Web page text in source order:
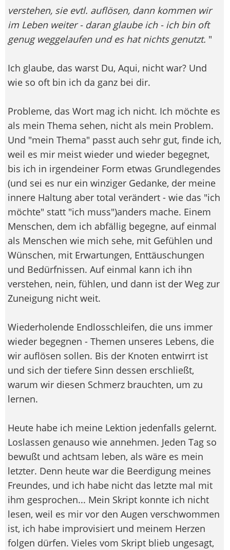
verstehen, sie evtl. auflösen, dann kommen wir
im Leben weiter - daran glaube ich - ich bin oft
genug weggelaufen und es hat nichts genutzt. "
Ich glaube, das warst Du, Aqui, nicht war? Und
wie so oft bin ich da ganz bei dir.
Probleme, das Wort mag ich nicht. Ich möchte es
als mein Thema sehen, nicht als mein Problem.
Und "mein Thema" passt auch sehr gut, finde ich,
weil es mir meist wieder und wieder begegnet,
bis ich in irgendeiner Form etwas Grundlegendes
(und sei es nur ein winziger Gedanke, der meine
innere Haltung aber total verändert - wie das "ich
möchte" statt "ich muss")anders mache. Einem
Menschen, dem ich abfällig begegne, auf einmal
als Menschen wie mich sehe, mit Gefühlen und
Wünschen, mit Erwartungen, Enttäuschungen
und Bedürfnissen. Auf einmal kann ich ihn
verstehen, nein, fühlen, und dann ist der Weg zur
Zuneigung nicht weit.
Wiederholende Endlosschleifen, die uns immer
wieder begegnen - Themen unseres Lebens, die
wir auflösen sollen. Bis der Knoten entwirrt ist
und sich der tiefere Sinn dessen erschließt,
warum wir diesen Schmerz brauchten, um zu
lernen.
Heute habe ich meine Lektion jedenfalls gelernt.
Loslassen genauso wie annehmen. Jeden Tag so
bewußt und achtsam leben, als wäre es mein
letzter. Denn heute war die Beerdigung meines
Freundes, und ich habe nicht das letzte mal mit
ihm gesprochen... Mein Skript konnte ich nicht
lesen, weil es mir vor den Augen verschwommen
ist, ich habe improvisiert und meinem Herzen
folgen dürfen. Vieles vom Skript blieb ungesagt,